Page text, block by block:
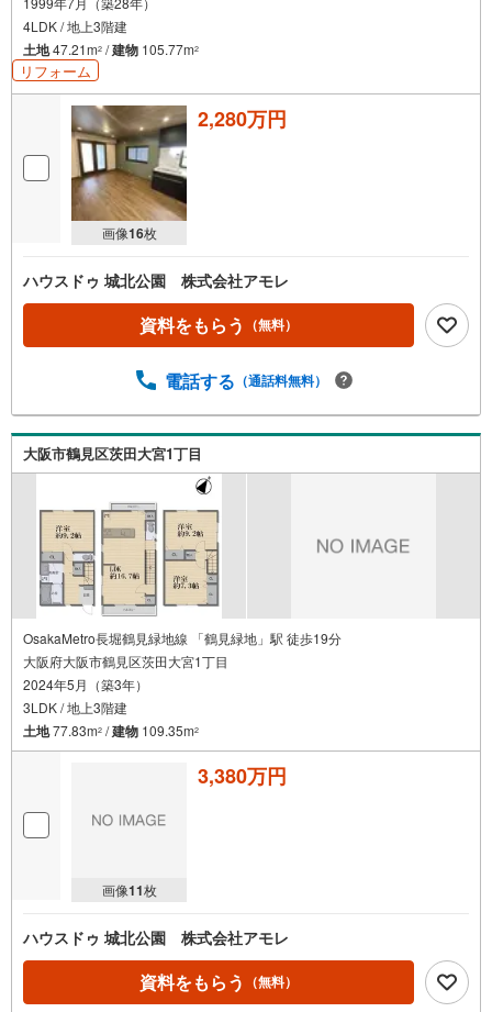
4LDK / 地上3階建
土地47.21m2 /建物 105.77m2
リフォーム
画像16枚
2,280万円
ハウスドゥ 城北公園 株式会社アモレ
資料をもらう （無料）
電話する （通話料無料）
大阪市鶴見区茨田大宮1丁目
OsakaMetro長堀鶴見緑地線 「鶴見緑地」駅 徒歩19分
大阪府大阪市鶴見区茨田大宮1丁目
2024年5月（築3年）
3LDK / 地上3階建
土地77.83m2 /建物 109.35m2
画像11枚
3,380万円
ハウスドゥ 城北公園 株式会社アモレ
資料をもらう （無料）